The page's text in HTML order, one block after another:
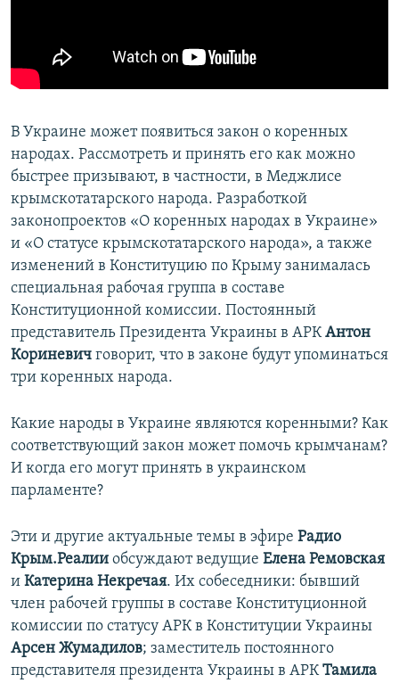
КРЫМ.НЕПОКОРЕННЫЙ
ELIFBE
Все сайты RFE/RL
В Украине может появиться закон о коренных
народах. Рассмотреть и принять его как можно
быстрее призывают, в частности, в Меджлисе
крымскотатарского народа. Разработкой
законопроектов «О коренных народах в Украине»
и «О статусе крымскотатарского народа», а также
изменений в Конституцию по Крыму занималась
специальная рабочая группа в составе
Конституционной комиссии. Постоянный
представитель Президента Украины в АРКАнтон
Кориневич говорит, что в законе будут упоминаться
три коренных народа.
Какие народы в Украине являются коренными? Как
соответствующий закон может помочь крымчанам?
И когда его могут принять в украинском
парламенте?
Эти и другие актуальные темы в эфире Радио
Крым.Реалии обсуждают ведущие Елена Ремовская
и Катерина Некречая. Их собеседники: бывший
член рабочей группы в составе Конституционной
комиссии по статусу АРК в Конституции Украины
Арсен Жумадилов; заместитель постоянного
представителя президента Украины в АРКТамила